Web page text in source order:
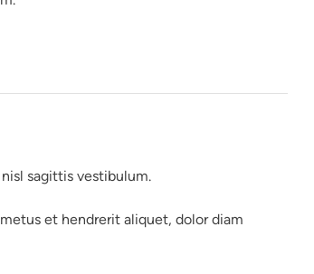
sagittis vestibulum.
et hendrerit aliquet, dolor diam